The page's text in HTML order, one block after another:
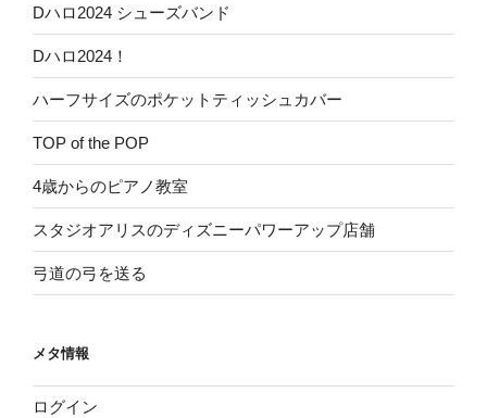
Dハロ2024 シューズバンド
Dハロ2024！
ハーフサイズのポケットティッシュカバー
TOP of the POP
4歳からのピアノ教室
スタジオアリスのディズニーパワーアップ店舗
弓道の弓を送る
メタ情報
ログイン